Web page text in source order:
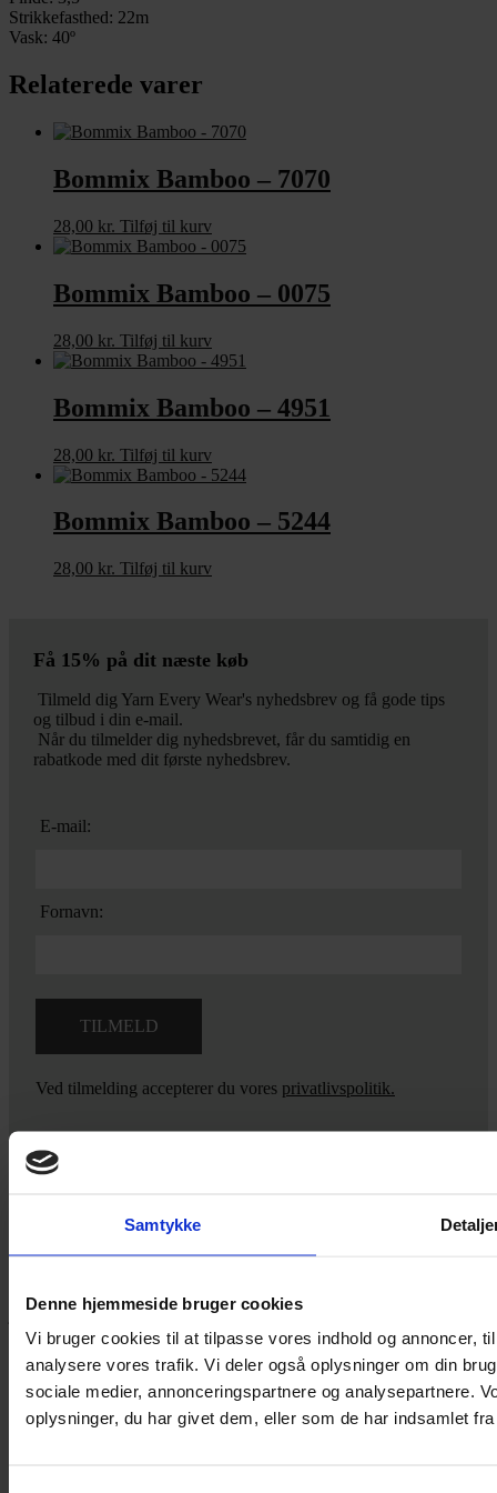
Samtykke
Denne hjemmeside bruger cookies
Vi bruger cookies til at tilpasse vores indhold og annoncer,
analysere vores trafik. Vi deler også oplysninger om din
sociale medier, annonceringspartnere og analysepartnere.
oplysninger, du har givet dem, eller som de har indsamlet
Strikkefasthed: 22m
Vask: 40º
Relaterede varer
Bommix Bamboo – 7070
28,00 kr. Tilføj til kurv
Bommix Bamboo – 0075
28,00 kr. Tilføj til kurv
Bommix Bamboo – 4951
28,00 kr. Tilføj til kurv
Bommix Bamboo – 5244
28,00 kr. Tilføj til kurv
Få 15% på dit næste køb
Tilmeld dig Yarn Every Wear's nyhedsbrev og få gode tips
og tilbud i din e-mail.
Når du tilmelder dig nyhedsbrevet, får du samtidig en
rabatkode med dit første nyhedsbrev.
E-mail:
Fornavn:
Ved tilmelding accepterer du vores privatlivspolitik.
mig
eller kom forbi butikken på Vestergade 12 i Tønder. Så hjælper
jeg dig på vej.
Vestergade 12 6270, Tønder
60 51 96 50
post@yarneverywear.dk
CVR 43041649